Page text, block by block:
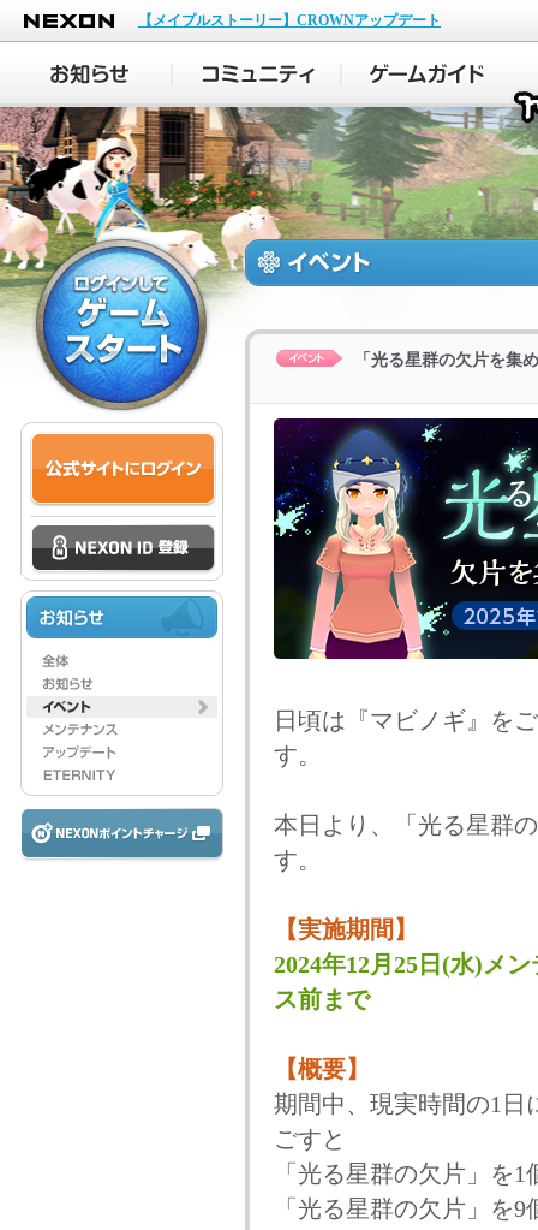
NEXON
【メイプルストーリー】CROWNアップデート
「光る星群の欠片を集
日頃は『マビノギ』を
す。
本日より、「光る星群
す。
【実施期間】
2024年12月25日(水)メ
ス前まで
【概要】
期間中、現実時間の1日
ごすと
「光る星群の欠片」を
「光る星群の欠片」を